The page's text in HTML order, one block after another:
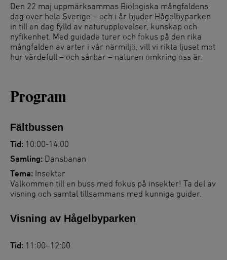
Den 22 maj uppmärksammas Biologiska mångfaldens
dag över hela Sverige – och i år bjuder Hågelbyparken
in till en dag fylld av naturupplevelser, kunskap och
nyfikenhet. Med guidade turer och fokus på den rika
mångfalden av arter i vår närmiljö, vill vi rikta ljuset mot
hur värdefull – och sårbar – naturen omkring oss är.
Program
Fältbussen
Tid: 10:00-14:00
Samling: Dansbanan
Tema: Insekter
Välkommen till en buss med fokus på insekter! Ta del av
visning och samtal tillsammans med kunniga guider.
Visning av Hågelbyparken
Tid: 11:00–12:00